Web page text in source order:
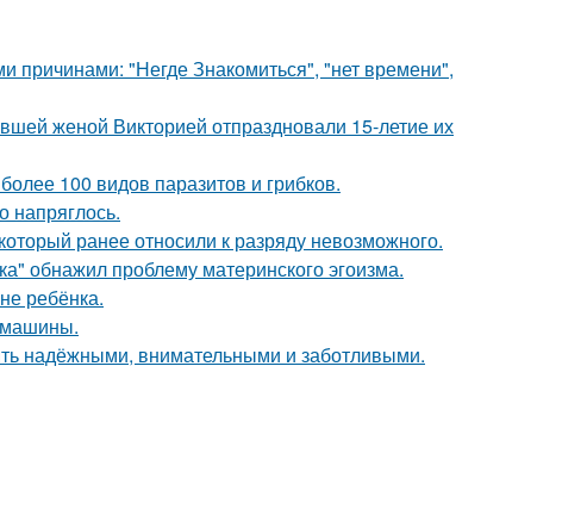
причинами: "Негде Знакомиться", "нет времени",
женой Викторией отпраздновали 15-летие их
100 видов паразитов и грибков.
напряглось.
ранее относили к разряду невозможного.
обнажил проблему материнского эгоизма.
ребёнка.
машины.
надёжными, внимательными и заботливыми.